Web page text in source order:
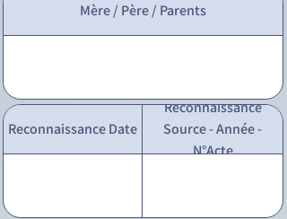
Mère / Père / Parents
Reconnaissance Date
Reconnaissance
Source - Année -
N°Acte